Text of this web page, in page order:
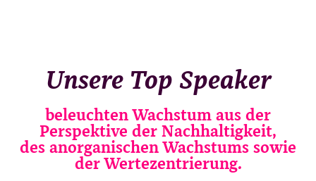
Unsere Top Speaker
beleuchten Wachstum aus der
Perspektive der Nachhaltigkeit,
des anorganischen Wachstums sowie
der Wertezentrierung.